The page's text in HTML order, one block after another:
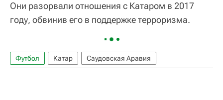
Они разорвали отношения с Катаром в 2017
году, обвинив его в поддержке терроризма.
Футбол Катар Саудовская Аравия